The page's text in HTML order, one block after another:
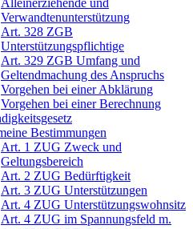
Verwandtenunterstützung
Art. 328 ZGB
Unterstützungspflichtige
Art. 329 ZGB Umfang und
Geltendmachung des Anspruchs
Vorgehen bei einer Abklärung
Vorgehen bei einer Berechnung
Bestimmungen
Art. 1 ZUG Zweck und
Geltungsbereich
Art. 2 ZUG Bedürftigkeit
Art. 3 ZUG Unterstützungen
Art. 4 ZUG Unterstützungswohnsitz
Art. 4 ZUG im Spannungsfeld m.